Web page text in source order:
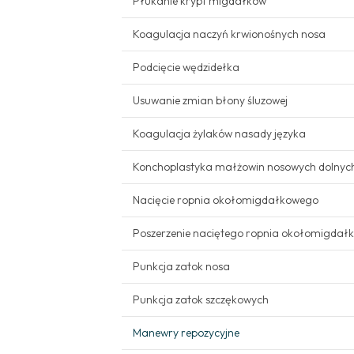
Koagulacja naczyń krwionośnych nosa
Podcięcie wędzidełka
Usuwanie zmian błony śluzowej
Koagulacja żylaków nasady języka
Konchoplastyka małżowin nosowych
Nacięcie ropnia okołomigdałkowego
Poszerzenie naciętego ropnia
Punkcja zatok nosa
Punkcja zatok szczękowych
Manewry repozycyjne